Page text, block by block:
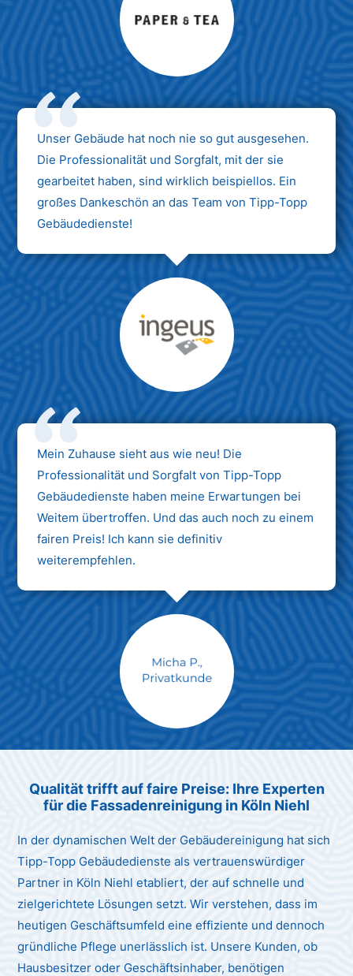
Max Mustermann
Unternehmen AG
Unser Gebäude hat noch nie so gut ausgesehen.
Die Professionalität und Sorgfalt, mit der sie
gearbeitet haben, sind wirklich beispiellos. Ein
großes Dankeschön an das Team von Tipp-Topp
Gebäudedienste!
Max Mustermann
Unternehmen AG
Mein Zuhause sieht aus wie neu! Die
Professionalität und Sorgfalt von Tipp-Topp
Gebäudedienste haben meine Erwartungen bei
Weitem übertroffen. Und das auch noch zu einem
fairen Preis! Ich kann sie definitiv
weiterempfehlen.
Max Mustermann
Qualität trifft auf faire Preise: Ihre Experten
für die Fassadenreinigung in Köln Niehl
In der dynamischen Welt der Gebäudereinigung hat sich
Tipp-Topp Gebäudedienste als vertrauenswürdiger
Partner in Köln Niehl etabliert, der auf schnelle und
zielgerichtete Lösungen setzt. Wir verstehen, dass im
heutigen Geschäftsumfeld eine effiziente und dennoch
gründliche Pflege unerlässlich ist. Unsere Kunden, ob
Hausbesitzer oder Geschäftsinhaber, benötigen